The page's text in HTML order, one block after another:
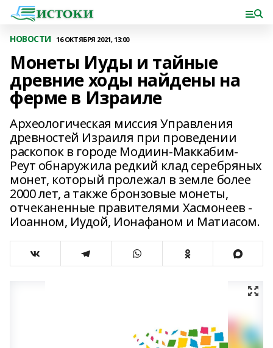
НОВОСТИ 16 ОКТЯБРЯ 2021, 13:00
Монеты Иуды и тайные
древние ходы найдены на
ферме в Израиле
Археологическая миссия Управления
древностей Израиля при проведении
раскопок в городе Модиин-Маккабим-
Реут обнаружила редкий клад серебряных
монет, который пролежал в земле более
2000 лет, а также бронзовые монеты,
отчеканенные правителями Хасмонеев -
Иоанном, Иудой, Ионафаном и Матиасом.